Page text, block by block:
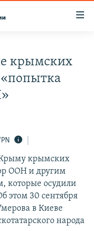
СОПРОТИВЛЕНИЯ
крымских
крымских
ООН и другим
которые осудили
этом 30 сентября
в Киеве
народа